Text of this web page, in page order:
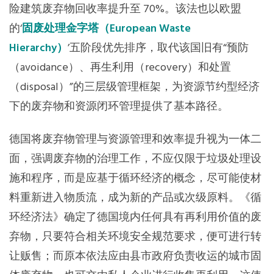
险建筑废弃物回收率提升至 70%。该法也以欧盟
的‘固废处理金字塔（European Waste
Hierarchy） ’五阶段优先排序，取代该国旧有“预防
（avoidance）、再生利用（recovery）和处置
（disposal）”的三层级管理框架，为资源节约型经济
下的废弃物和资源闭环管理提供了基本路径。
德国将废弃物管理与资源管理和效率提升视为一体二
面，强调废弃物的治理工作，不应仅限于垃圾处理设
施和程序，而是应基于循环经济的概念，尽可能使材
料重新进入物质流，成为新的产品或次级原料。《循
环经济法》确定了德国境内任何具有再利用价值的废
弃物，只要符合相关环境安全规范要求，便可进行转
让贩售；而原本依法应由县市政府负责收运的城市固